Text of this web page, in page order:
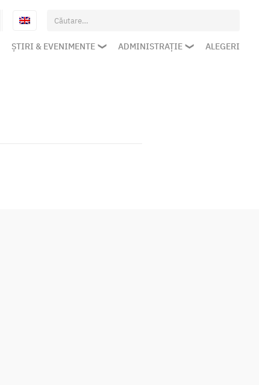
Caută
după:
ȘTIRI & EVENIMENTE ADMINISTRAȚIE ALEGERI